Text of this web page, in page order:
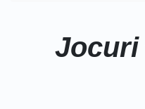
Jocuri